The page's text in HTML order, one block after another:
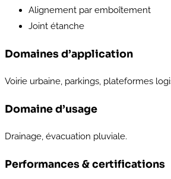
Alignement par emboîtement
Joint étanche
Domaines d’application
Voirie urbaine, parkings, plateformes
Domaine d’usage
Drainage, évacuation pluviale.
Performances & certifications